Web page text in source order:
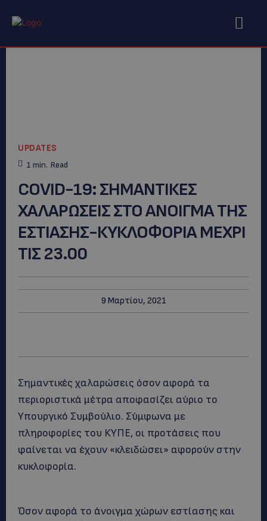
UPDATES
1 min. Read
COVID-19: ΣΗΜΑΝΤΙΚΕΣ
ΧΑΛΑΡΩΣΕΙΣ ΣΤΟ ΑΝΟΙΓΜΑ ΤΗΣ
ΕΣΤΙΑΣΗΣ-ΚΥΚΛΟΦΟΡΙΑ ΜΕΧΡΙ
ΤΙΣ 23.00
9 Μαρτίου, 2021
Σημαντικές χαλαρώσεις όσον αφορά τα
περιοριστικά μέτρα αποφασίζει αύριο το
Υπουργικό Συμβούλιο. Σύμφωνα με
πληροφορίες του ΚΥΠΕ, οι προτάσεις που
φαίνεται να έχουν «κλειδώσει» αφορούν στην
κυκλοφορία.
Όσον αφορά το άνοιγμα χώρων εστίασης και